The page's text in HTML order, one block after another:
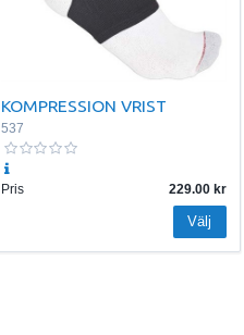
KOMPRESSION VRIST
537
Pris 229.00
Välj